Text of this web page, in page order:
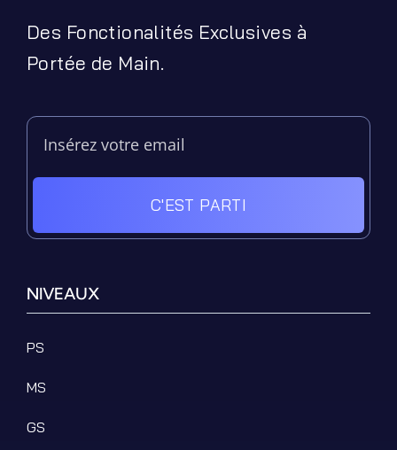
Des Fonctionalités Exclusives à
Portée de Main.
C'EST PARTI
NIVEAUX
PS
MS
GSFilter by Custom Post Type